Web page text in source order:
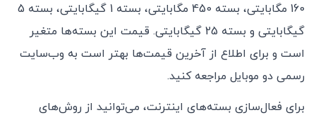
160 مگابایتی، بسته 450 مگابایتی، بسته 1 گیگابایتی، بسته 5
گیگابایتی و بسته 25 گیگابایتی. قیمت این بسته‌ها متغیر
است و برای اطلاع از آخرین قیمت‌ها بهتر است به وب‌سایت
رسمی دو موبایل مراجعه کنید.
برای فعال‌سازی بسته‌های اینترنت، می‌توانید از روش‌های